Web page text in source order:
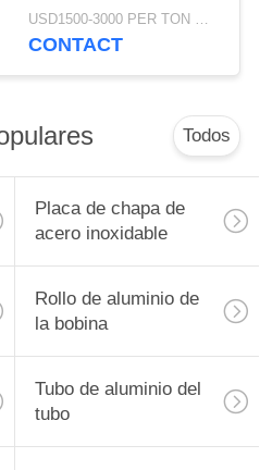
artículo anti de la
corrosión de la bobina
USD1500-3000 PER TON MOQ:1TON
CONTACT
Todos
Placa de chapa de
acero inoxidable
Rollo de aluminio de
la bobina
Tubo de aluminio del
tubo